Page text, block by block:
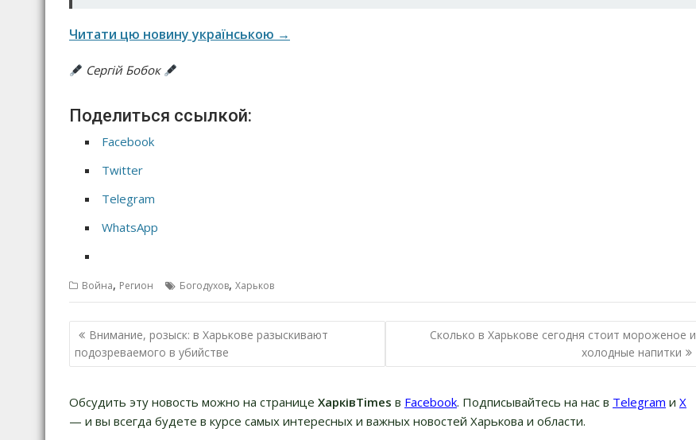
Читати цю новину українською →
Сергій Бобок
Поделиться ссылкой:
Facebook
Twitter
Telegram
WhatsApp
Война, Регион Богодухов, Харьков
Н
а
и
г
Внимание, розыск: в Харькове разыскивают
подозреваемого в убийстве
Сколько в Харькове сегодня стоит мороженое и
холодные напитки
Обсудить эту новость можно на странице ХарківTimes в Facebook. Подписывайтесь на нас в Telegram и Х
— и вы всегда будете в курсе самых интересных и важных новостей Харькова и области.